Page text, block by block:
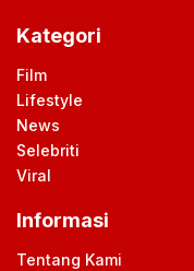
Kategori
Film
Lifestyle
News
Selebriti
Viral
Informasi
Tentang Kami